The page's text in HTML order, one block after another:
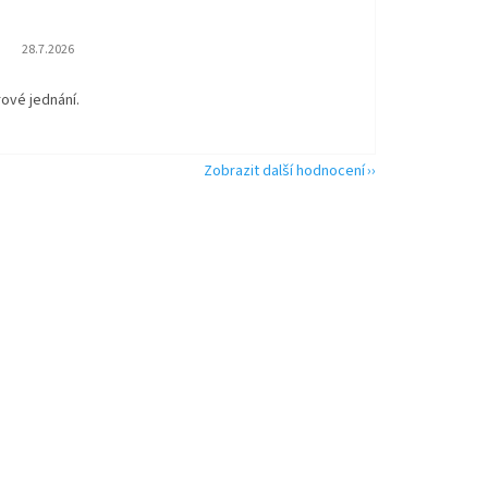
Hodnocení obchodu je 5 z 5 hvězdiček.
28.7.2026
jednání.
Zobrazit další hodnocení